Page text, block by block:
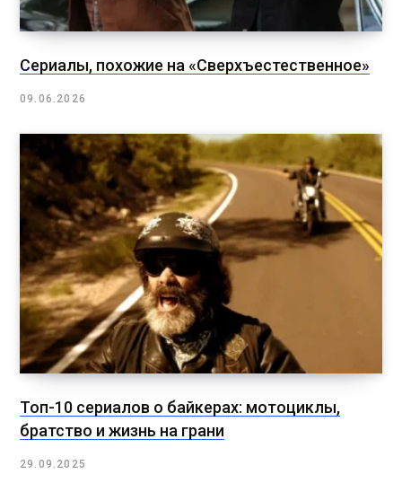
Сериалы, похожие на «Сверхъестественное»
09.06.2026
Топ-10 сериалов о байкерах: мотоциклы,
братство и жизнь на грани
29.09.2025